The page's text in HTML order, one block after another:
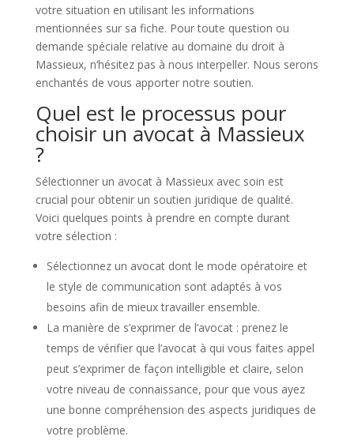
votre situation en utilisant les informations
mentionnées sur sa fiche. Pour toute question ou
demande spéciale relative au domaine du droit à
Massieux, n’hésitez pas à nous interpeller. Nous serons
enchantés de vous apporter notre soutien.
Quel est le processus pour
choisir un avocat à Massieux
?
Sélectionner un avocat à Massieux avec soin est
crucial pour obtenir un soutien juridique de qualité.
Voici quelques points à prendre en compte durant
votre sélection :
Sélectionnez un avocat dont le mode opératoire et
le style de communication sont adaptés à vos
besoins afin de mieux travailler ensemble.
La manière de s’exprimer de l’avocat : prenez le
temps de vérifier que l’avocat à qui vous faites appel
peut s’exprimer de façon intelligible et claire, selon
votre niveau de connaissance, pour que vous ayez
une bonne compréhension des aspects juridiques de
votre problème.